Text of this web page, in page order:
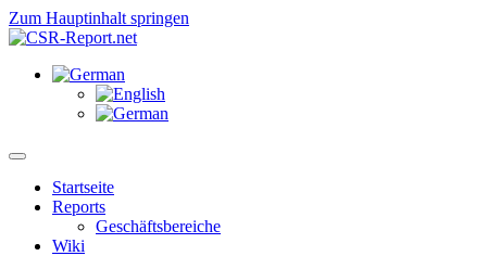
Zum Hauptinhalt springen
Startseite
Reports
Geschäftsbereiche
Wiki